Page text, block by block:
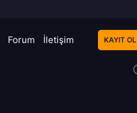
Forum İletişim KAYIT OL